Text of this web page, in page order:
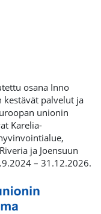
osana Inno
kestävät palvelut ja
unionin
Karelia-
ja Joensuun
– 31.12.2026.